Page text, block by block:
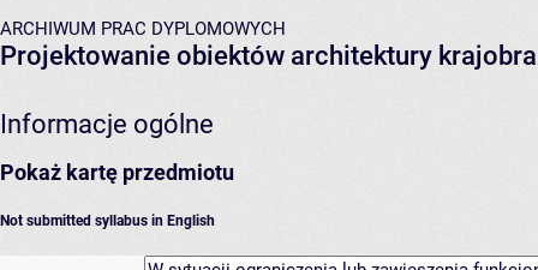
ARCHIWUM PRAC DYPLOMOWYCH
Projektowanie obiektów architektury
Informacje ogólne
Pokaż kartę przedmiotu
Not submitted syllabus in English